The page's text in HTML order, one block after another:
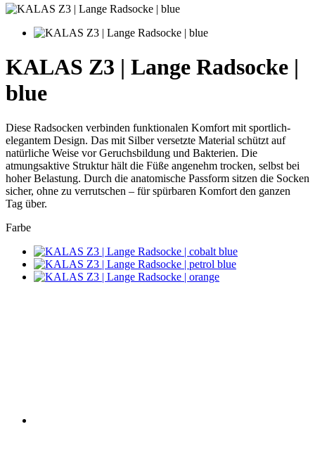
KALAS Z3 | Lange Radsocke |
blue
Diese Radsocken verbinden funktionalen Komfort mit sportlich-
elegantem Design. Das mit Silber versetzte Material schützt auf
natürliche Weise vor Geruchsbildung und Bakterien. Die
atmungsaktive Struktur hält die Füße angenehm trocken, selbst bei
hoher Belastung. Durch die anatomische Passform sitzen die Socken
sicher, ohne zu verrutschen – für spürbaren Komfort den ganzen
Tag über.
Farbe